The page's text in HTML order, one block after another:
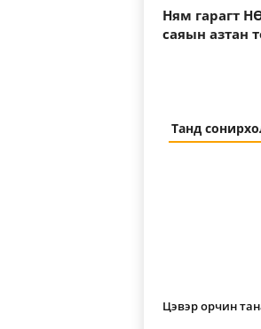
Ням гарагт
саяын азтан
Танд
Цэвэр орчин